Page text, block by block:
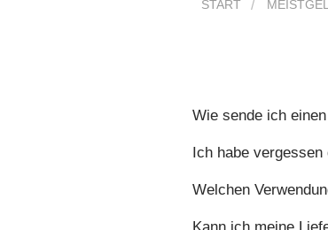
START
Wie sende ich
Ich habe vergessen
Welchen